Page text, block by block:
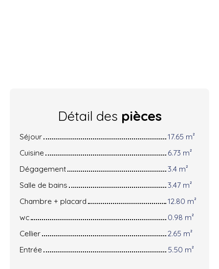
Détail des pièces
Séjour
17.65 m²
Cuisine
6.73 m²
Dégagement
3.4 m²
Salle de bains
3.47 m²
Chambre + placard
12.80 m²
wc
0.98 m²
Cellier
2.65 m²
Entrée
5.50 m²